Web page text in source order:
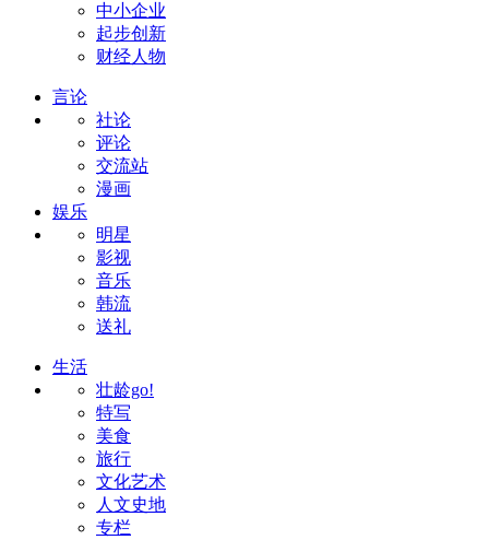
中小企业
起步创新
财经人物
言论
社论
评论
交流站
漫画
娱乐
明星
影视
音乐
韩流
送礼
生活
壮龄go!
特写
美食
旅行
文化艺术
人文史地
专栏